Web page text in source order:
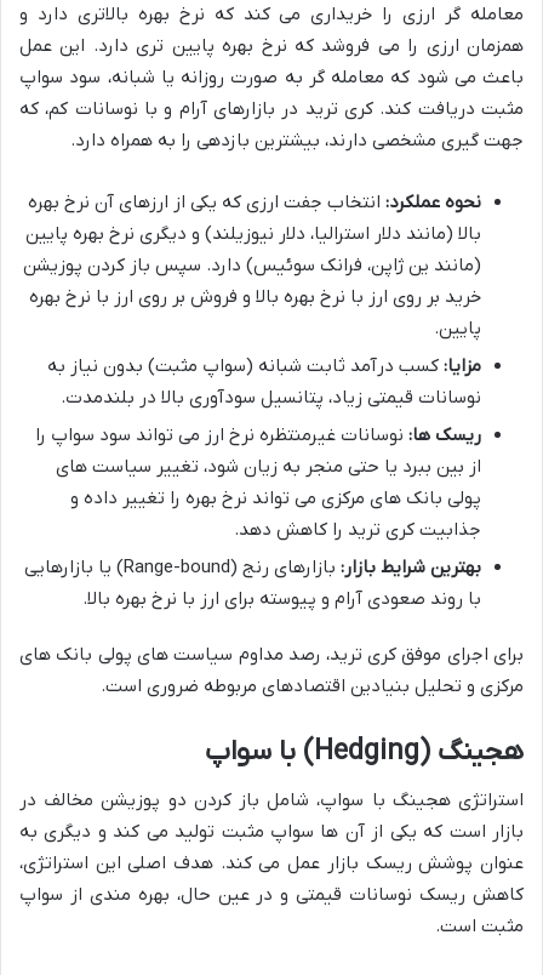
معامله گر ارزی را خریداری می کند که نرخ بهره بالاتری دارد و
همزمان ارزی را می فروشد که نرخ بهره پایین تری دارد. این عمل
باعث می شود که معامله گر به صورت روزانه یا شبانه، سود سواپ
مثبت دریافت کند. کری ترید در بازارهای آرام و با نوسانات کم، که
جهت گیری مشخصی دارند، بیشترین بازدهی را به همراه دارد.
نحوه عملکرد: انتخاب جفت ارزی که یکی از ارزهای آن نرخ بهره
بالا (مانند دلار استرالیا، دلار نیوزیلند) و دیگری نرخ بهره پایین
(مانند ین ژاپن، فرانک سوئیس) دارد. سپس باز کردن پوزیشن
خرید بر روی ارز با نرخ بهره بالا و فروش بر روی ارز با نرخ بهره
پایین.
مزایا: کسب درآمد ثابت شبانه (سواپ مثبت) بدون نیاز به
نوسانات قیمتی زیاد، پتانسیل سودآوری بالا در بلندمدت.
ریسک ها: نوسانات غیرمنتظره نرخ ارز می تواند سود سواپ را
از بین ببرد یا حتی منجر به زیان شود، تغییر سیاست های
پولی بانک های مرکزی می تواند نرخ بهره را تغییر داده و
جذابیت کری ترید را کاهش دهد.
بهترین شرایط بازار:
بازارهای رنج (Range-bound) یا بازارهایی
با روند صعودی آرام و پیوسته برای ارز با نرخ بهره بالا.
برای اجرای موفق کری ترید، رصد مداوم سیاست های پولی بانک های
مرکزی و تحلیل بنیادین اقتصادهای مربوطه ضروری است.
هجینگ (Hedging) با سواپ
استراتژی هجینگ با سواپ، شامل باز کردن دو پوزیشن مخالف در
بازار است که یکی از آن ها سواپ مثبت تولید می کند و دیگری به
عنوان پوشش ریسک بازار عمل می کند. هدف اصلی این استراتژی،
کاهش ریسک نوسانات قیمتی و در عین حال، بهره مندی از سواپ
مثبت است.